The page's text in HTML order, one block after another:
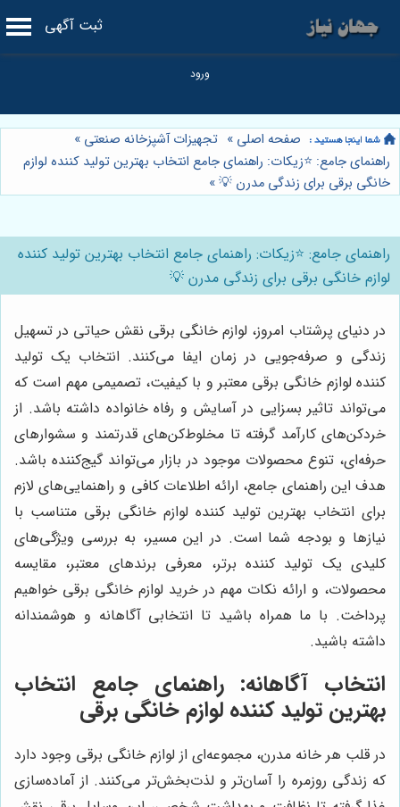
ثبت آگهی
صفحه اصلی » تجهیزات آشپزخانه صنعتی »
راهنمای جامع: ⭐️زیکات: راهنمای جامع انتخاب بهترین تولید کننده لوازم
خانگی برقی برای زندگی مدرن 💡»
راهنمای جامع: ⭐️زیکات: راهنمای جامع انتخاب بهترین تولید کننده
لوازم خانگی برقی برای زندگی مدرن 💡
در دنیای پرشتاب امروز، لوازم خانگی برقی نقش حیاتی در تسهیل
زندگی و صرفه‌جویی در زمان ایفا می‌کنند. انتخاب یک تولید
کننده لوازم خانگی برقی معتبر و با کیفیت، تصمیمی مهم است که
می‌تواند تاثیر بسزایی در آسایش و رفاه خانواده داشته باشد. از
خردکن‌های کارآمد گرفته تا مخلوط‌کن‌های قدرتمند و سشوارهای
حرفه‌ای، تنوع محصولات موجود در بازار می‌تواند گیج‌کننده باشد.
هدف این راهنمای جامع، ارائه اطلاعات کافی و راهنمایی‌های لازم
برای انتخاب بهترین تولید کننده لوازم خانگی برقی متناسب با
نیازها و بودجه شما است. در این مسیر، به بررسی ویژگی‌های
کلیدی یک تولید کننده برتر، معرفی برندهای معتبر، مقایسه
محصولات، و ارائه نکات مهم در خرید لوازم خانگی برقی خواهیم
پرداخت. با ما همراه باشید تا انتخابی آگاهانه و هوشمندانه
داشته باشید.
انتخاب آگاهانه: راهنمای جامع انتخاب
بهترین تولید کننده لوازم خانگی برقی
در قلب هر خانه مدرن، مجموعه‌ای از لوازم خانگی برقی وجود دارد
که زندگی روزمره را آسان‌تر و لذت‌بخش‌تر می‌کنند. از آماده‌سازی